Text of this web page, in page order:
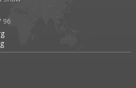
96